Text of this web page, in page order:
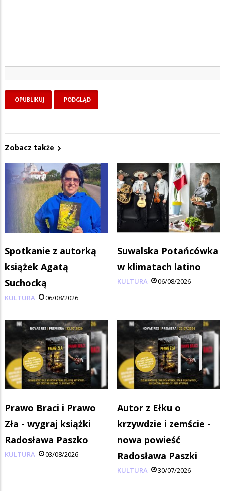
Zobacz także
Spotkanie z autorką
książek Agatą
Suchocką
KULTURA 06/08/2026
Suwalska Potańcówka
w klimatach latino
KULTURA 06/08/2026
Prawo Braci i Prawo
Zła - wygraj książki
Radosława Paszko
KULTURA 03/08/2026
Autor z Ełku o
krzywdzie i zemście -
nowa powieść
Radosława Paszki
KULTURA 30/07/2026